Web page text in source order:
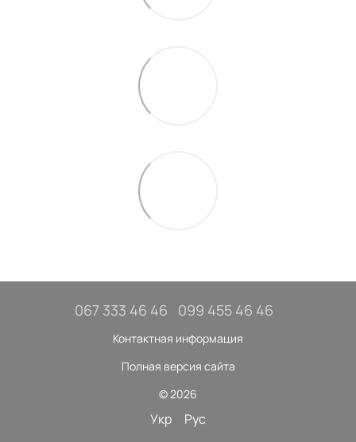
067 333 46 46 099 455 46 46
Контактная информация
Полная версия сайта
© 2026
Укр Рус